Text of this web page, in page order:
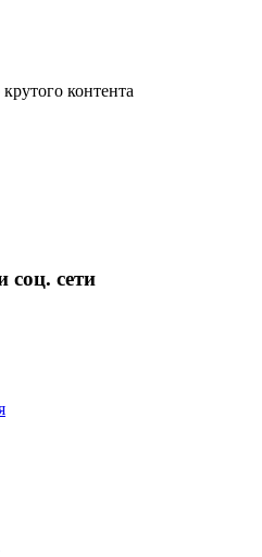
контента
сети